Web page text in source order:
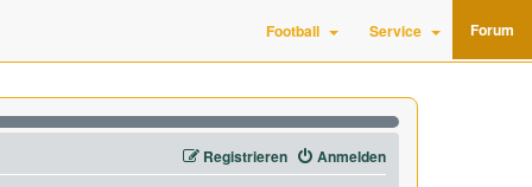
Football Service Forum
Anmelden
Registrieren